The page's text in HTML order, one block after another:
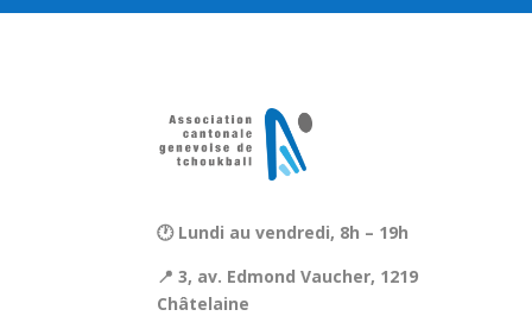
🕐 Lundi au vendredi, 8h – 19h
📍 3, av. Edmond Vaucher, 1219
Châtelaine